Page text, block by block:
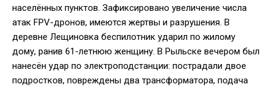
населённых пунктов. Зафиксировано увеличение числа
атак FPV-дронов, имеются жертвы и разрушения. В
деревне Лещиновка беспилотник ударил по жилому
дому, ранив 61-летнюю женщину. В Рыльске вечером был
нанесён удар по электроподстанции: пострадали двое
подростков, повреждены два трансформатора, подача